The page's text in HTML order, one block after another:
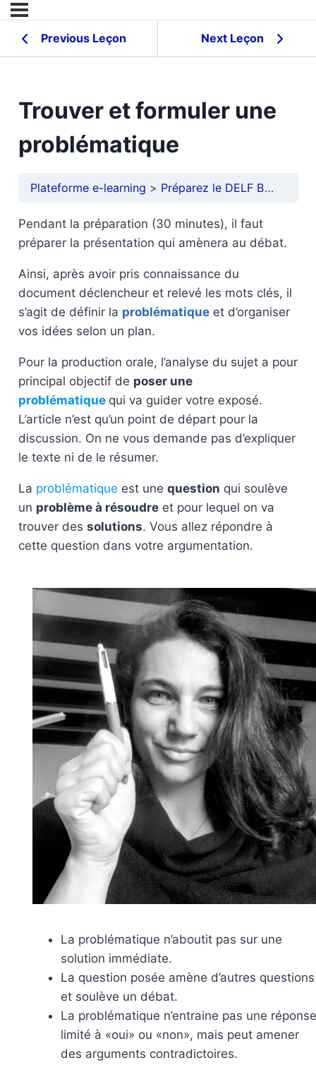
Previous Leçon Next Leçon
Trouver et formuler une
problématique
Plateforme e-learning Préparez le DELF B2
Pendant la préparation (30 minutes), il faut
préparer la présentation qui amènera au débat.
Ainsi, après avoir pris connaissance du
document déclencheur et relevé les mots clés, il
s’agit de définir la problématiqueet d’organiser
vos idées selon un plan.
Pour la production orale, l’analyse du sujet a pour
principal objectif de poser une
problématique qui va guider votre exposé.
L’article n’est qu’un point de départ pour la
discussion. On ne vous demande pas d’expliquer
le texte ni de le résumer.
La problématique est une question qui soulève
un problème à résoudreet pour lequel on va
trouver des solutions. Vous allez répondre à
cette question dans votre argumentation.
La problématique n’aboutit pas sur une
solution immédiate.
La question posée amène d’autres questions
et soulève un débat.
La problématique n’entraine pas une réponse
limité à «oui» ou «non», mais peut amener
des arguments contradictoires.